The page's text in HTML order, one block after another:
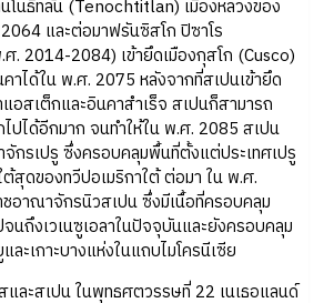
นโนธิทลัน (Tenochtitlan) เมืองหลวงของ
และต่อมาฟรันซิสโก ปิซาโร
. 2014-2084) เข้ายึดเมืองกุสโก (Cusco)
าได้ใน พ.ศ. 2075 หลังจากที่สเปนเข้ายึด
อสเต็กและอินคาสำเร็จ สเปนก็สามารถ
ปได้อีกมาก จนทำให้ใน พ.ศ. 2085 สเปน
กรเปรู ซึ่งครอบคลุมพื้นที่ตั้งแต่ประเทศเปรู
สุดของทวีปอเมริกาใต้ ต่อมา ใน พ.ศ.
อาณาจักรนิวสเปน ซึ่งมีเนื้อที่ครอบคลุม
นถึงเวเนซูเอลาในปัจจุบันและยังครอบคลุม
ละเกาะบางแห่งในแถบไมโครนีเซีย
สเปน ในพุทธศตวรรษที่ 22 เนเธอแลนด์